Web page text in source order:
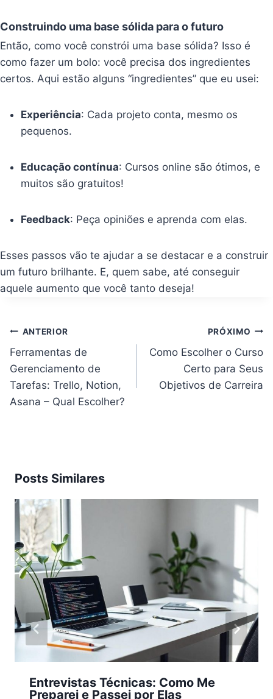
Construindo uma base sólida para o futuro
Então, como você constrói uma base sólida? Isso é
como fazer um bolo: você precisa dos ingredientes
certos. Aqui estão alguns “ingredientes” que eu usei:
Experiência: Cada projeto conta, mesmo os
pequenos.
Educação contínua: Cursos online são ótimos, e
muitos são gratuitos!
Feedback: Peça opiniões e aprenda com elas.
Esses passos vão te ajudar a se destacar e a construir
um futuro brilhante. E, quem sabe, até conseguir
aquele aumento que você tanto deseja!
Navegação
Post
ANTERIOR
Ferramentas de
Gerenciamento de
Tarefas: Trello, Notion,
Asana – Qual Escolher?
PRÓXIMO
Como Escolher o Curso
Certo para Seus
Objetivos de Carreira
Posts Similares
Entrevistas Técnicas: Como Me
Preparei e Passei por Elas